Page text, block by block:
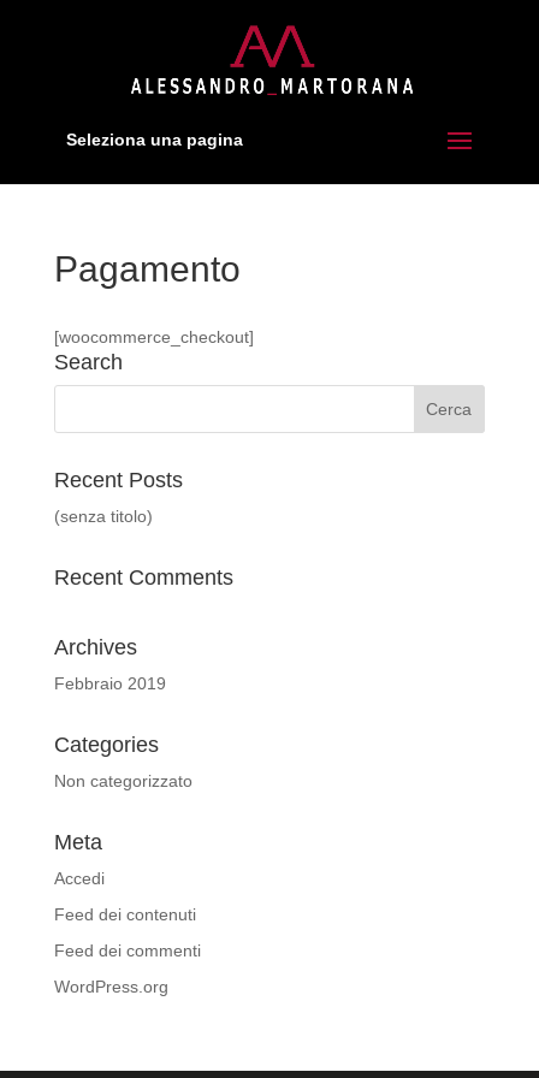
Seleziona una pagina
Pagamento
[woocommerce_checkout]
Search
Recent Posts
(senza titolo)
Recent Comments
Archives
Febbraio 2019
Categories
Non categorizzato
Meta
Accedi
Feed dei contenuti
Feed dei commenti
WordPress.org